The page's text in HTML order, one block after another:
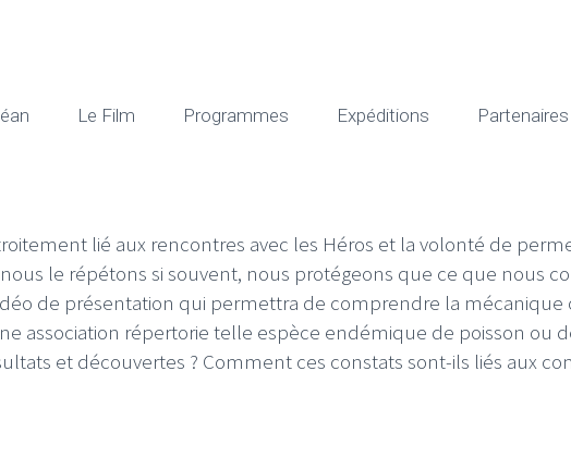
Le Film Programmes Expéditions Partenaires
lié aux rencontres avec les Héros et la volonté de
le répétons si souvent, nous protégeons que ce que nous
de présentation qui permettra de comprendre la
association répertorie telle espèce endémique de poisson ou
et découvertes ? Comment ces constats sont-ils liés aux